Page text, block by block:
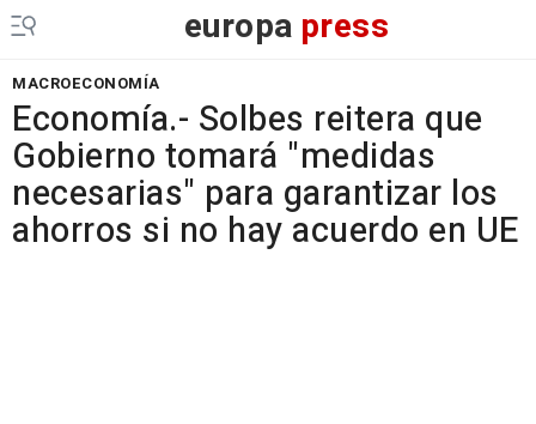
europa press
MACROECONOMÍA
Economía.- Solbes reitera que
Gobierno tomará "medidas
necesarias" para garantizar los
ahorros si no hay acuerdo en UE